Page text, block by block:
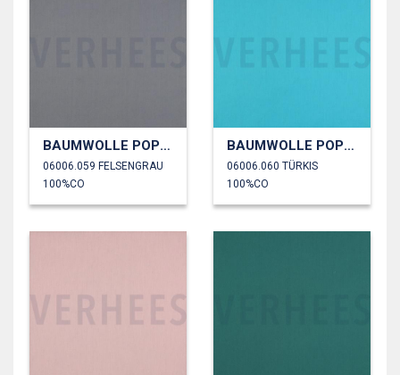
BAUMWOLLE POPELINE
06006.059 FELSENGRAU
100%CO
BAUMWOLLE POPELINE
06006.060 TÜRKIS
100%CO